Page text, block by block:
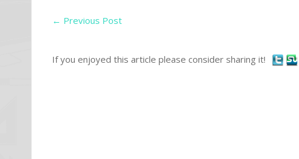
← Previous Post
If you enjoyed this article please consider sharing it!